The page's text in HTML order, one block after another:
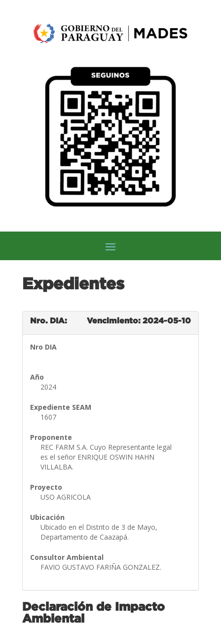
Expedientes
Nro. DIA: Vencimiento: 2024-05-10
Nro DIA
Año
2024
Expediente SEAM
1607
Proponente
REC FARM S.A. Cuyo Representante legal
es el señor ENRIQUE OSWIN HAHN
VILLALBA.
Proyecto
USO AGRICOLA
Ubicación
Ubicado en el Distrito de 3 de Mayo,
Departamento de Caazapá.
Consultor Ambiental
FAVIO GUSTAVO FARIÑA GONZALEZ.
Declaración de Impacto
Ambiental